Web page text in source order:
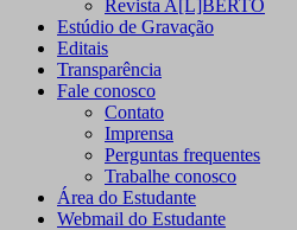
Revista A[L]BERTO
Estúdio de Gravação
Editais
Transparência
Fale conosco
Contato
Imprensa
Perguntas frequentes
Trabalhe conosco
Área do Estudante
Webmail do Estudante